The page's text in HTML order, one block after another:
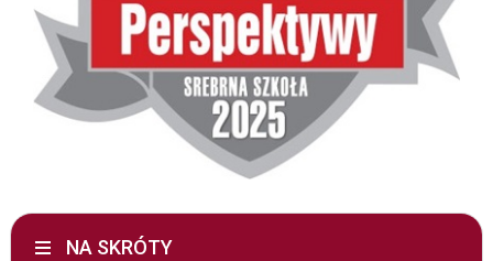
NA SKRÓTY